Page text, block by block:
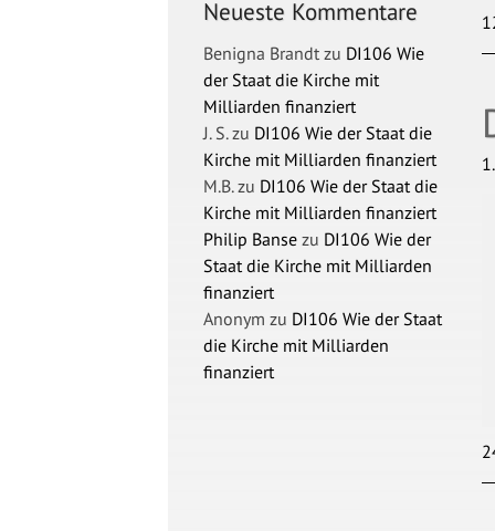
Neueste Kommentare
Benigna Brandt zu DI106 Wie
der Staat die Kirche mit
Milliarden finanziert
J. S.zu DI106 Wie der Staat die
Kirche mit Milliarden finanziert
M.B.zu DI106 Wie der Staat die
Kirche mit Milliarden finanziert
Philip Banse zu DI106 Wie der
Staat die Kirche mit Milliarden
finanziert
Anonym zu DI106 Wie der Staat
die Kirche mit Milliarden
finanziert